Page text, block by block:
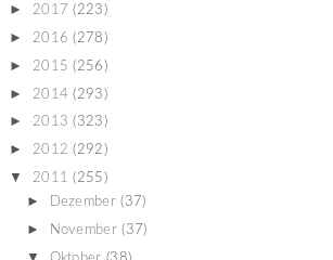
► 2017 (223)
► 2016 (278)
► 2015 (256)
► 2014 (293)
► 2013 (323)
► 2012 (292)
▼ 2011 (255)
► Dezember (37)
► November (37)